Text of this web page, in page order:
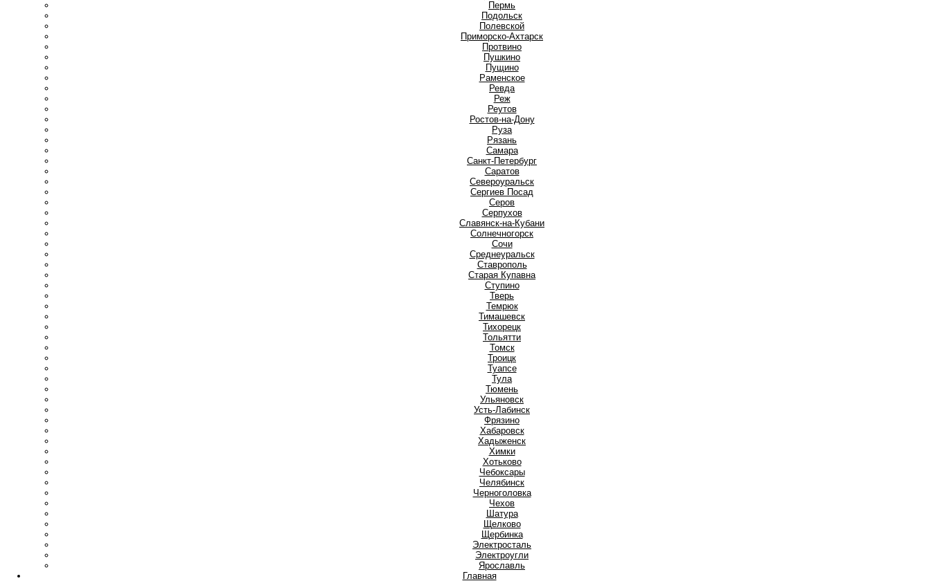
Пермь
Подольск
Полевской
Приморско-Ахтарск
Протвино
Пушкино
Пущино
Раменское
Ревда
Реж
Реутов
Ростов-на-Дону
Руза
Рязань
Самара
Санкт-Петербург
Саратов
Североуральск
Сергиев Посад
Серов
Серпухов
Славянск-на-Кубани
Солнечногорск
Сочи
Среднеуральск
Ставрополь
Старая Купавна
Ступино
Тверь
Темрюк
Тимашевск
Тихорецк
Тольятти
Томск
Троицк
Туапсе
Тула
Тюмень
Ульяновск
Усть-Лабинск
Фрязино
Хабаровск
Хадыженск
Химки
Хотьково
Чебоксары
Челябинск
Черноголовка
Чехов
Шатура
Щелково
Щербинка
Электросталь
Электроугли
Ярославль
Главная